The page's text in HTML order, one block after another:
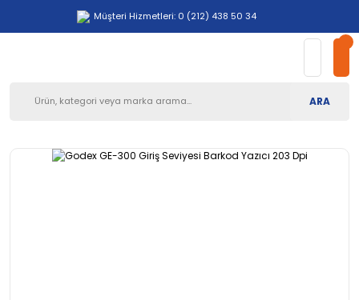
Müşteri Hizmetleri: 0 (212) 438 50 34
ARA